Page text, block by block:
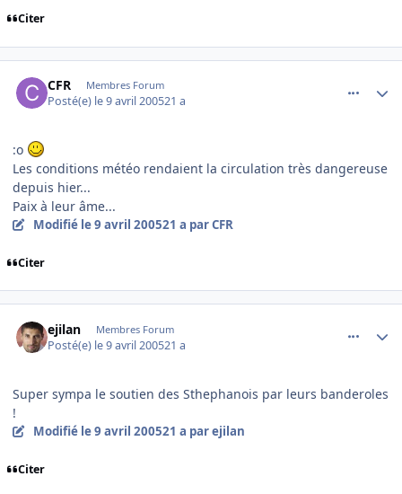
Citer
CFR Membres Forum
Posté(e) le 9 avril 200521 a
:o
Les conditions météo rendaient la circulation très dangereuse
depuis hier...
Paix à leur âme...
Modifié le 9 avril 200521 a par CFR
Citer
ejilan Membres Forum
Posté(e) le 9 avril 200521 a
Super sympa le soutien des Sthephanois par leurs banderoles
!
Modifié le 9 avril 200521 a par ejilan
Citer